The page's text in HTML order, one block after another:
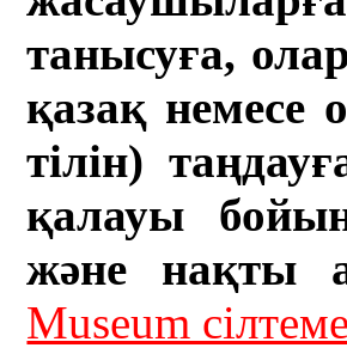
танысуға,
қазақ немесе
тілін)
қалауы
және нақты
Museum